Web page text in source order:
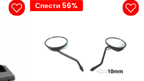
Спести 56%